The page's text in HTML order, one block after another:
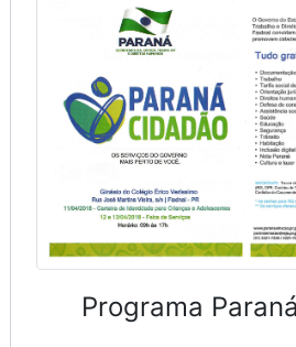
Programa